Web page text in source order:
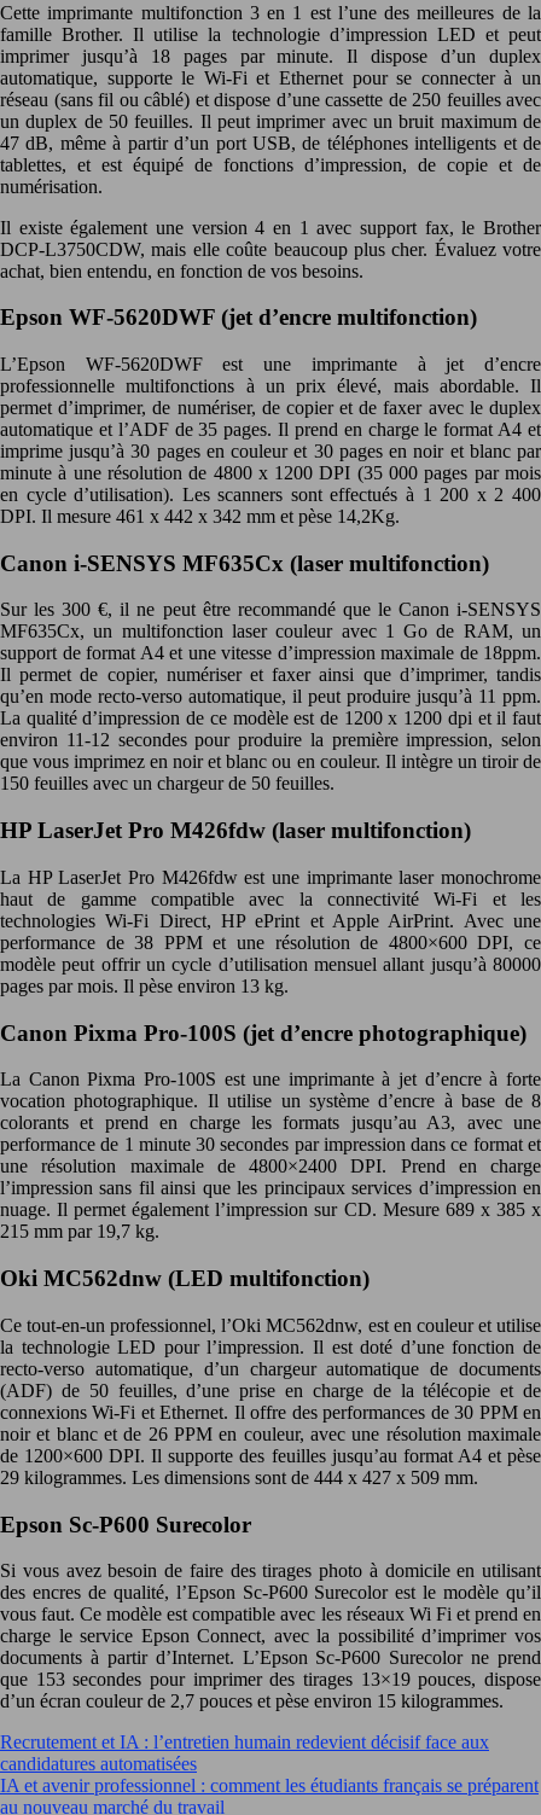
Cette imprimante multifonction 3 en 1 est l’une des meilleures de la
famille Brother. Il utilise la technologie d’impression LED et peut
imprimer jusqu’à 18 pages par minute. Il dispose d’un duplex
automatique, supporte le Wi-Fi et Ethernet pour se connecter à un
réseau (sans fil ou câblé) et dispose d’une cassette de 250 feuilles avec
un duplex de 50 feuilles. Il peut imprimer avec un bruit maximum de
47 dB, même à partir d’un port USB, de téléphones intelligents et de
tablettes, et est équipé de fonctions d’impression, de copie et de
numérisation.
Il existe également une version 4 en 1 avec support fax, le Brother
DCP-L3750CDW, mais elle coûte beaucoup plus cher. Évaluez votre
achat, bien entendu, en fonction de vos besoins.
Epson WF-5620DWF (jet d’encre multifonction)
L’Epson WF-5620DWF est une imprimante à jet d’encre
professionnelle multifonctions à un prix élevé, mais abordable. Il
permet d’imprimer, de numériser, de copier et de faxer avec le duplex
automatique et l’ADF de 35 pages. Il prend en charge le format A4 et
imprime jusqu’à 30 pages en couleur et 30 pages en noir et blanc par
minute à une résolution de 4800 x 1200 DPI (35 000 pages par mois
en cycle d’utilisation). Les scanners sont effectués à 1 200 x 2 400
DPI. Il mesure 461 x 442 x 342 mm et pèse 14,2Kg.
Canon i-SENSYS MF635Cx (laser multifonction)
Sur les 300 €, il ne peut être recommandé que le Canon i-SENSYS
MF635Cx, un multifonction laser couleur avec 1 Go de RAM, un
support de format A4 et une vitesse d’impression maximale de 18ppm.
Il permet de copier, numériser et faxer ainsi que d’imprimer, tandis
qu’en mode recto-verso automatique, il peut produire jusqu’à 11 ppm.
La qualité d’impression de ce modèle est de 1200 x 1200 dpi et il faut
environ 11-12 secondes pour produire la première impression, selon
que vous imprimez en noir et blanc ou en couleur. Il intègre un tiroir de
150 feuilles avec un chargeur de 50 feuilles.
HP LaserJet Pro M426fdw (laser multifonction)
La HP LaserJet Pro M426fdw est une imprimante laser monochrome
haut de gamme compatible avec la connectivité Wi-Fi et les
technologies Wi-Fi Direct, HP ePrint et Apple AirPrint. Avec une
performance de 38 PPM et une résolution de 4800×600 DPI, ce
modèle peut offrir un cycle d’utilisation mensuel allant jusqu’à 80000
pages par mois. Il pèse environ 13 kg.
Canon Pixma Pro-100S (jet d’encre photographique)
La Canon Pixma Pro-100S est une imprimante à jet d’encre à forte
vocation photographique. Il utilise un système d’encre à base de 8
colorants et prend en charge les formats jusqu’au A3, avec une
performance de 1 minute 30 secondes par impression dans ce format et
une résolution maximale de 4800×2400 DPI. Prend en charge
l’impression sans fil ainsi que les principaux services d’impression en
nuage. Il permet également l’impression sur CD. Mesure 689 x 385 x
215 mm par 19,7 kg.
Oki MC562dnw (LED multifonction)
Ce tout-en-un professionnel, l’Oki MC562dnw, est en couleur et utilise
la technologie LED pour l’impression. Il est doté d’une fonction de
recto-verso automatique, d’un chargeur automatique de documents
(ADF) de 50 feuilles, d’une prise en charge de la télécopie et de
connexions Wi-Fi et Ethernet. Il offre des performances de 30 PPM en
noir et blanc et de 26 PPM en couleur, avec une résolution maximale
de 1200×600 DPI. Il supporte des feuilles jusqu’au format A4 et pèse
29 kilogrammes. Les dimensions sont de 444 x 427 x 509 mm.
Epson Sc-P600 Surecolor
Si vous avez besoin de faire des tirages photo à domicile en utilisant
des encres de qualité, l’Epson Sc-P600 Surecolor est le modèle qu’il
vous faut. Ce modèle est compatible avec les réseaux Wi Fi et prend en
charge le service Epson Connect, avec la possibilité d’imprimer vos
documents à partir d’Internet. L’Epson Sc-P600 Surecolor ne prend
que 153 secondes pour imprimer des tirages 13×19 pouces, dispose
d’un écran couleur de 2,7 pouces et pèse environ 15 kilogrammes.
Recrutement et IA : l’entretien humain redevient décisif face aux
candidatures automatisées
IA et avenir professionnel : comment les étudiants français se préparent
au nouveau marché du travail